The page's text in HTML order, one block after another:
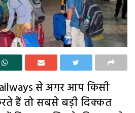
से अगर आप किसी
हैं तो सबसे बड़ी दिक्कत